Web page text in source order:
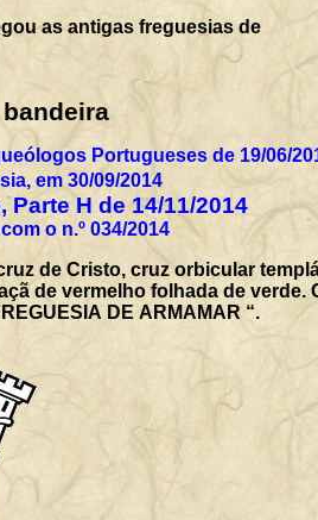
as antigas freguesias de
e bandeira
Portugueses de 19/06/
em 30/09/2014
Parte H de 14/11/2014
o n.º 034/2014
de Cristo, cruz orbicular
de vermelho folhada de verde.
DE ARMAMAR “.